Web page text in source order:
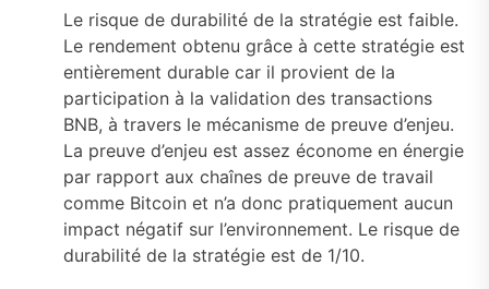
Le risque de durabilité de la stratégie est faible.
Le rendement obtenu grâce à cette stratégie est
entièrement durable car il provient de la
participation à la validation des transactions
BNB, à travers le mécanisme de preuve d’enjeu.
La preuve d’enjeu est assez économe en énergie
par rapport aux chaînes de preuve de travail
comme Bitcoin et n’a donc pratiquement aucun
impact négatif sur l’environnement. Le risque de
durabilité de la stratégie est de 1/10.